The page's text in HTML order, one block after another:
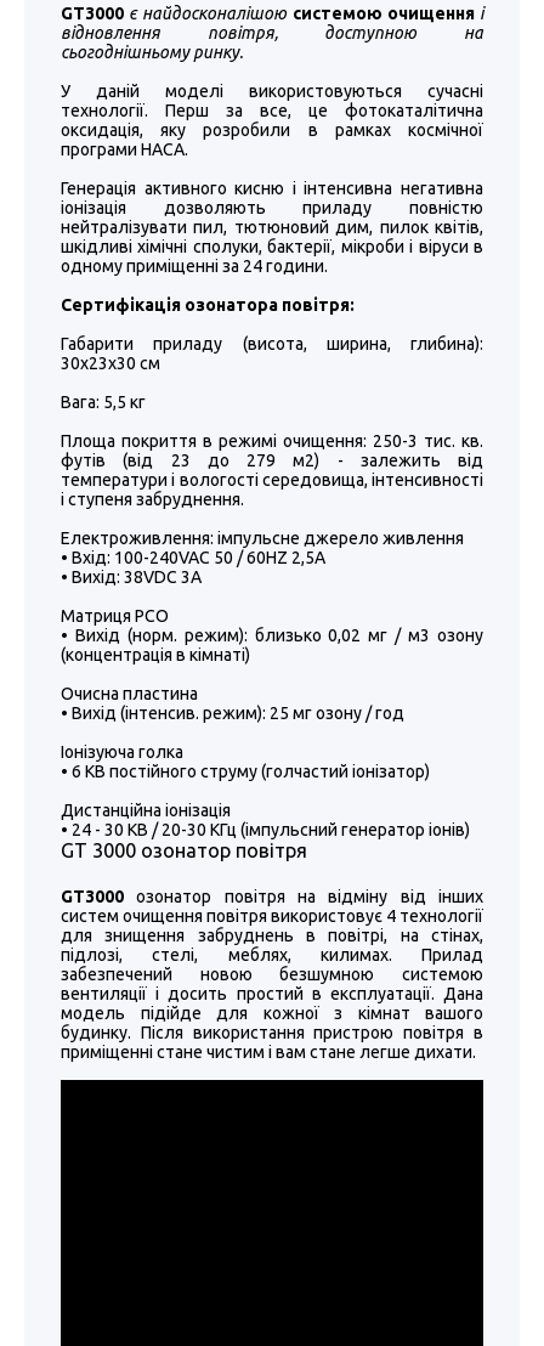
GT3000 є найдосконалішою системою очищення і
відновлення повітря, доступною на
сьогоднішньому ринку.
У даній моделі використовуються сучасні
технології. Перш за все, це фотокаталітична
оксидація, яку розробили в рамках космічної
програми НАСА.
Генерація активного кисню і інтенсивна негативна
іонізація дозволяють приладу повністю
нейтралізувати пил, тютюновий дим, пилок квітів,
шкідливі хімічні сполуки, бактерії, мікроби і віруси в
одному приміщенні за 24 години.
Сертифікація озонатора повітря:
Габарити приладу (висота, ширина, глибина):
30х23х30 см
Вага: 5,5 кг
Площа покриття в режимі очищення: 250-3 тис. кв.
футів (від 23 до 279 м2) - залежить від
температури і вологості середовища, інтенсивності
і ступеня забруднення.
Електроживлення: імпульсне джерело живлення
• Вхід: 100-240VAC 50 / 60HZ 2,5A
• Вихід: 38VDC 3A
Матриця PCO
• Вихід (норм. режим): близько 0,02 мг / м3 озону
(концентрація в кімнаті)
Очисна пластина
• Вихід (інтенсив. режим): 25 мг озону / год
Іонізуюча голка
• 6 КВ постійного струму (голчастий іонізатор)
Дистанційна іонізація
• 24 - 30 КВ / 20-30 КГц (імпульсний генератор іонів)
GT 3000 озонатор повітря
GT3000 озонатор повітря на відміну від інших
систем очищення повітря використовує 4 технології
для знищення забруднень в повітрі, на стінах,
підлозі, стелі, меблях, килимах. Прилад
забезпечений новою безшумною системою
вентиляції і досить простий в експлуатації. Дана
модель підійде для кожної з кімнат вашого
будинку. Після використання пристрою повітря в
приміщенні стане чистим і вам стане легше дихати.